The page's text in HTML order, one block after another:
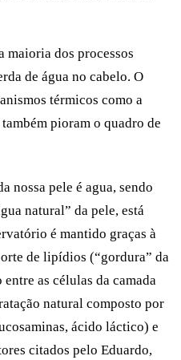
maioria dos processos
de água no cabelo. O
térmicos como a
pioram o quadro de
nossa pele é agua, sendo
natural” da pele, está
é mantido graças à
de lipídios (“gordura” da
as células da camada
natural composto por
ácido láctico) e
citados pelo Eduardo,